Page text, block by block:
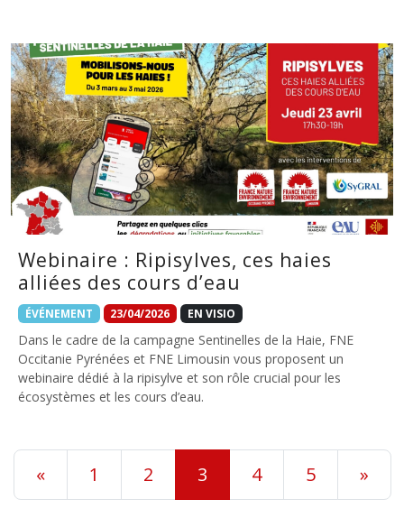
Webinaire : Ripisylves, ces haies
alliées des cours d’eau
ÉVÉNEMENT 23/04/2026 EN VISIO
Dans le cadre de la campagne Sentinelles de la Haie, FNE
Occitanie Pyrénées et FNE Limousin vous proposent un
webinaire dédié à la ripisylve et son rôle crucial pour les
écosystèmes et les cours d’eau.
« 1 2 3 4 5 »